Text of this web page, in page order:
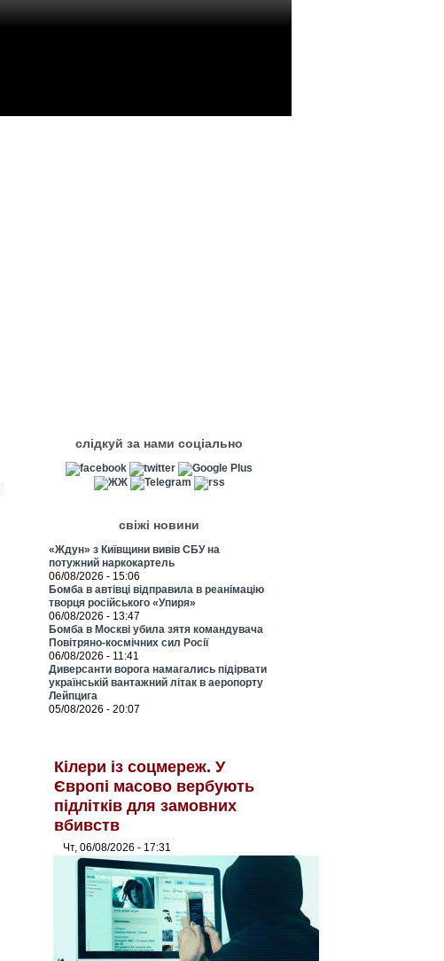
слідкуй за нами соціально
свіжі новини
«Ждун» з Київщини вивів СБУ на
потужний наркокартель
06/08/2026 - 15:06
Бомба в автівці відправила в реанімацію
творця російського «Упиря»
06/08/2026 - 13:47
Бомба в Москві убила зятя командувача
Повітряно-космічних сил Росії
06/08/2026 - 11:41
Диверсанти ворога намагались підірвати
українській вантажний літак в аеропорту
Лейпцига
05/08/2026 - 20:07
Кілери із соцмереж. У
Європі масово вербують
підлітків для замовних
вбивств
Чт, 06/08/2026 - 17:31